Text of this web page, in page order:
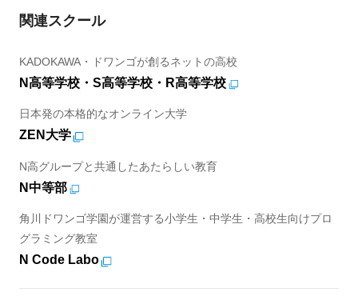
関連スクール
KADOKAWA・ドワンゴが創るネットの高校
N高等学校・S高等学校・R高等学校
日本発の本格的なオンライン大学
ZEN大学
N高グループと共通したあたらしい教育
N中等部
角川ドワンゴ学園が運営する小学生・中学生・高校生向けプロ
グラミング教室
N Code Labo